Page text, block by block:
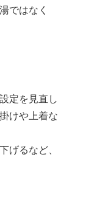
ではなく
定を見直し
けや上着な
げるなど、